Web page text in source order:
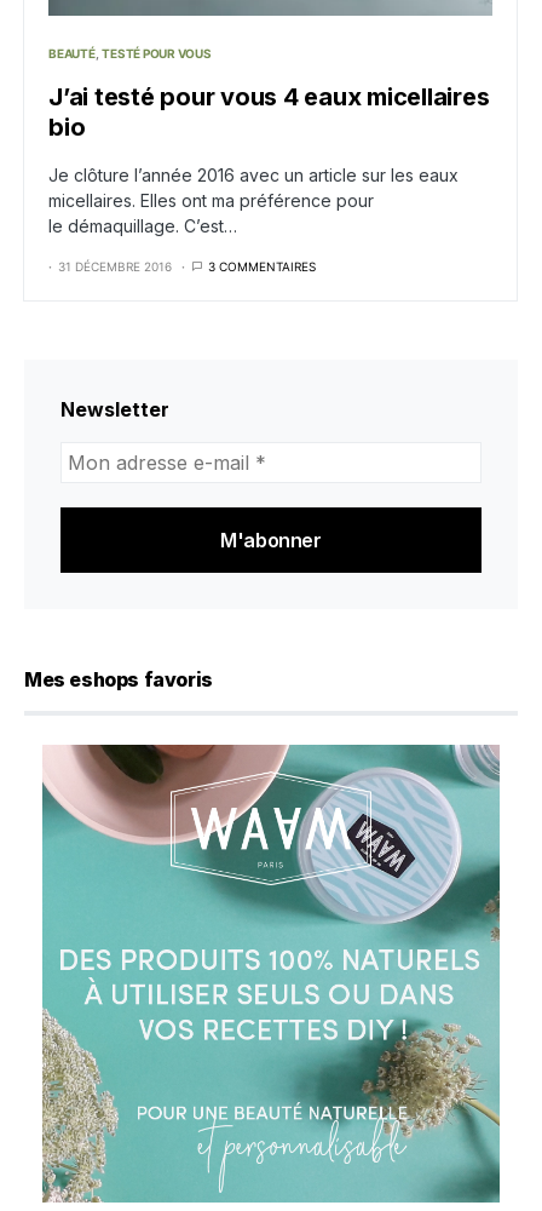
BEAUTÉ TESTÉ POUR VOUS
J’ai testé pour vous 4 eaux micellaires
bio
Je clôture l’année 2016 avec un article sur les eaux
micellaires. Elles ont ma préférence pour
le démaquillage. C’est…
31 DÉCEMBRE 2016 3 COMMENTAIRES
Newsletter
adresse
mail
Mes eshops favoris